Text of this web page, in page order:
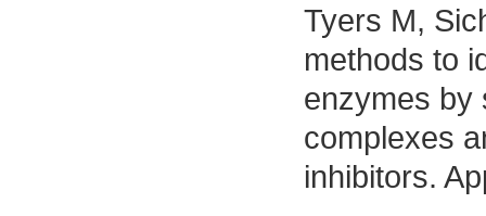
Tyers M,
methods to
enzymes by
complexes
inhibitors.